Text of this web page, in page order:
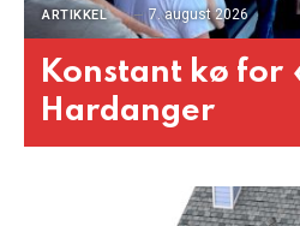
ARTIKKEL 7. august 2026
Konstant kø for
Hardanger